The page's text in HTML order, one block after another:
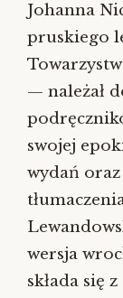
Johanna
pruskiego
— należał
swojej
wydań oraz
wersja
składa się